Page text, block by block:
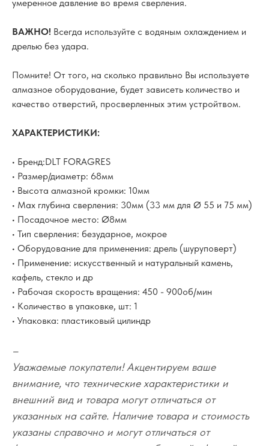
умеренное давление во время сверления.
ВАЖНО! Всегда используйте с водяным охлаждением и
дрелью без удара.
Помните! От того, на сколько правильно Вы используете
алмазное оборудование, будет зависеть количество и
качество отверстий, просверленных этим устройтвом.
ХАРАКТЕРИСТИКИ:
• Бренд:DLT FORAGRES
• Размер/диаметр: 68мм
• Высота алмазной кромки: 10мм
• Max глубина сверления: 30мм (33 мм для Ø 55 и 75 мм)
• Посадочное место: Ø8мм
• Тип сверления: безударное, мокрое
• Оборудование для применения: дрель (шуруповерт)
• Применение: искусственный и натуральный камень,
кафель, стекло и др
• Рабочая скорость вращения: 450 - 900об/мин
• Количество в упаковке, шт: 1
• Упаковка: пластиковый цилиндр
–
Уважаемые покупатели! Акцентируем ваше
внимание, что технические характеристики и
внешний вид и товара могут отличаться от
указанных на сайте. Наличие товара и стоимость
указаны справочно и могут отличаться от